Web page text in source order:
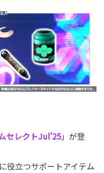
セレクトJul’25」が登
役立つサポートアイテム